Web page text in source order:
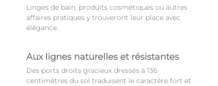
Linges de bain, produits cosmétiques ou autres
affaires pratiques y trouveront leur place avec
élégance.
Aux lignes naturelles et résistantes
Des ports droits gracieux dressés à 136
centimètres du sol traduisent le caractère fort et